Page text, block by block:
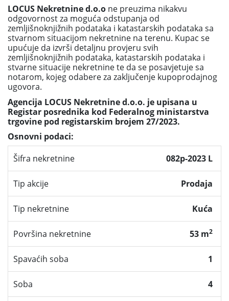
LOCUS Nekretnine d.o.o ne preuzima nikakvu
odgovornost za moguća odstupanja od
zemljišnoknjižnih podataka i katastarskih podataka sa
stvarnom situacijom nekretnine na terenu. Kupac se
upućuje da izvrši detaljnu provjeru svih
zemljišnoknjižnih podataka, katastarskih podataka i
stvarne situacije nekretnine te da se posavjetuje sa
notarom, kojeg odabere za zaključenje kupoprodajnog
ugovora.
Agencija LOCUS Nekretnine d.o.o. je upisana u
Registar posrednika kod Federalnog ministarstva
trgovine pod registarskim brojem 27/2023.
Osnovni podaci:
Šifra nekretnine
082p-2023 L
Tip akcije Prodaja
Tip nekretnine Kuća
Površina nekretnine 53 m2
Spavaćih soba 1
Soba 4